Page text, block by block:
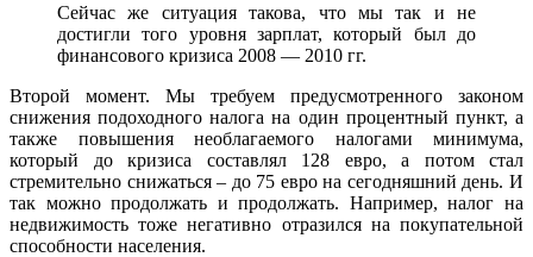
Сейчас же ситуация такова, что мы так и не
достигли того уровня зарплат, который был до
финансового кризиса 2008 — 2010 гг.
Второй момент. Мы требуем предусмотренного законом
снижения подоходного налога на один процентный пункт, а
также повышения необлагаемого налогами минимума,
который до кризиса составлял 128 евро, а потом стал
стремительно снижаться – до 75 евро на сегодняшний день. И
так можно продолжать и продолжать. Например, налог на
недвижимость тоже негативно отразился на покупательной
способности населения.